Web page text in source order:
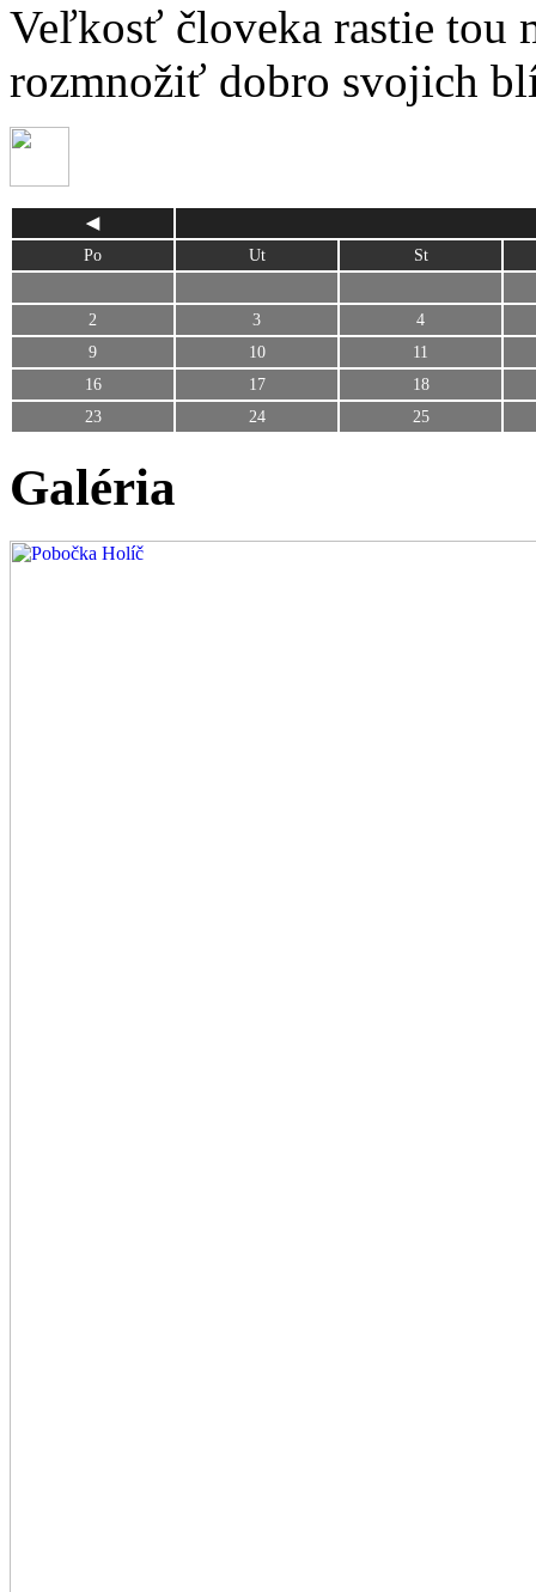
Veľkosť človeka rastie tou
rozmnožiť dobro svojich
◀
Po
Ut St
2 3
4
9
10
11
16
17
18
23
24 25
Galéria